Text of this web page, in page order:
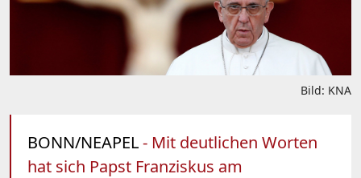
Bild: KNA
BONN/NEAPEL- Mit deutlichen Worten
hat sich Papst Franziskus am